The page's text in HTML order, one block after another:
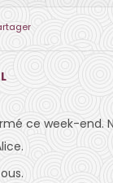
ce week-end.